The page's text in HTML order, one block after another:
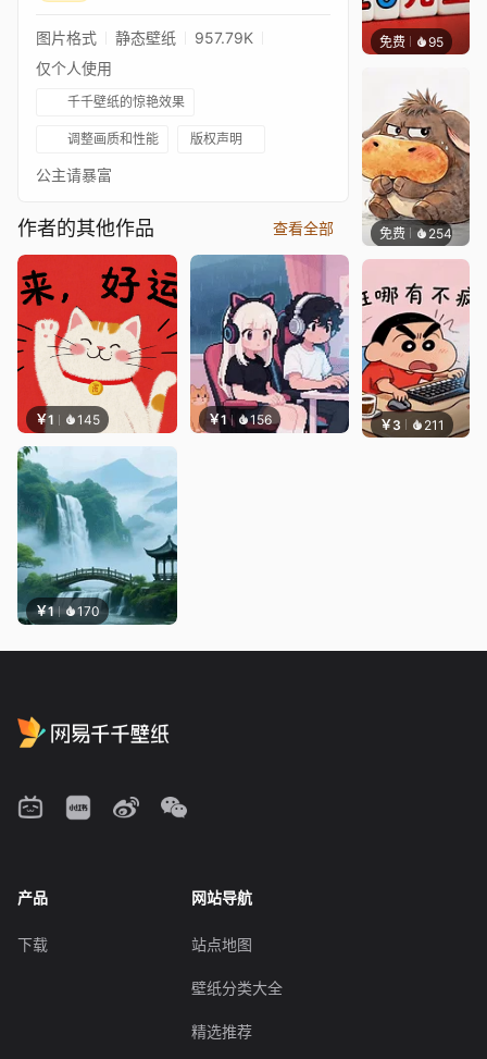
图片格式 静态壁纸
957.79K
仅个人使用
千千壁纸的惊艳效果
调整画质和性能 版权声明
公主请暴富
作者的其他作品 查看全部
￥1 145 ￥1 156
￥1 170
免费 95 好看
免费 254渔小小
￥3 211 渔小小
产品
下载
网站导航
站点地图
壁纸分类大全
精选推荐